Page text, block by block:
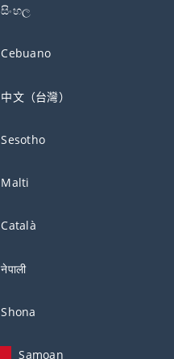
සිංහල
Cebuano
中文（台灣）
Sesotho
Malti
Català
नेपाली
Shona
Samoan